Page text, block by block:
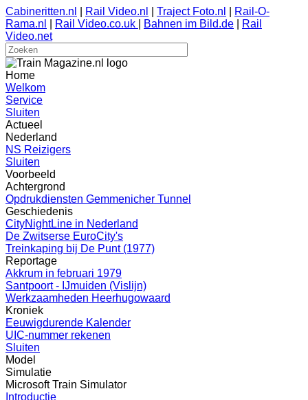
Cabineritten.nl Rail Video.nl Traject Foto.nl
Rail-O-
Rama.nl
Rail Video.co.uk Bahnen im Bild.de
Rail
Video.net
Home
Welkom
Service
Sluiten
Actueel
Nederland
NS Reizigers
Sluiten
Voorbeeld
Achtergrond
Opdrukdiensten Gemmenicher Tunnel
Geschiedenis
CityNightLine in Nederland
De Zwitserse EuroCity's
Treinkaping bij De Punt (1977)
Reportage
Akkrum in februari 1979
Santpoort - IJmuiden (Vislijn)
Werkzaamheden Heerhugowaard
Kroniek
Eeuwigdurende Kalender
UIC-nummer rekenen
Sluiten
Model
Simulatie
Microsoft Train Simulator
Introductie